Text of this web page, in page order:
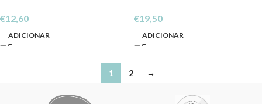
€12,60
ADICIONAR
€19,50
ADICIONAR
1 2 →